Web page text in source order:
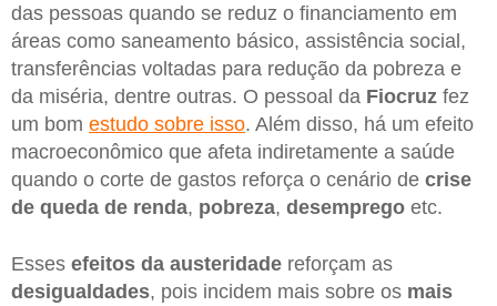
das pessoas quando se reduz o financiamento em
áreas como saneamento básico, assistência social,
transferências voltadas para redução da pobreza e
da miséria, dentre outras. O pessoal da Fiocruz fez
um bom estudo sobre isso. Além disso, há um efeito
macroeconômico que afeta indiretamente a saúde
quando o corte de gastos reforça o cenário de crise
de queda de renda, pobreza, desemprego etc.
Esses efeitos da austeridade reforçam as
desigualdades, pois incidem mais sobre os mais